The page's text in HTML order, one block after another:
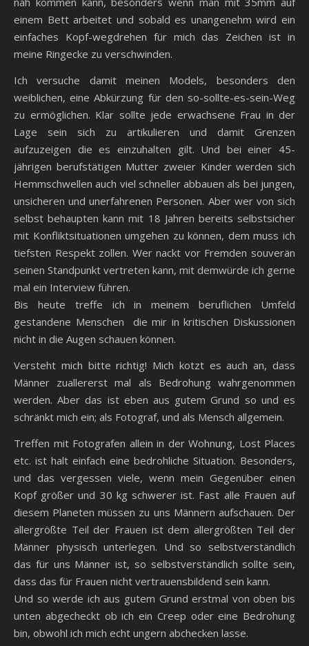
einem Bett arbeitet und sobald es unangenehm wird ein
einfaches Kopf-wegdrehen für mich das Zeichen ist in
meine Ringecke zu verschwinden.
Ich versuche damit meinen Models, besonders den
weiblichen, eine Abkürzung für den so-sollte-es-sein-Weg
zu ermöglichen. Klar sollte jede erwachsene Frau in der
Lage sein sich zu artikulieren und damit Grenzen
aufzuzeigen die es einzuhalten gilt. Und bei einer 45-
jährigen berufstätigen Mutter zweier Kinder werden sich
Hemmschwellen auch viel schneller abbauen als bei jungen,
unsicheren und unerfahrenen Personen. Aber wer von sich
selbst behaupten kann mit 18 Jahren bereits selbstsicher
mit Konfliktsituationen umgehen zu können, dem muss ich
tiefsten Respekt zollen. Wer nackt vor Fremden souverän
seinen Standpunkt vertreten kann, mit demwürde ich gerne
mal ein Interview führen.
Bis heute treffe ich in meinem beruflichen Umfeld
gestandene Menschen die mir in kritischen Diskussionen
nicht in die Augen schauen können.
Versteht mich bitte richtig! Mich kotzt es auch an, dass
Männer zuallererst mal als Bedrohung wahrgenommen
werden. Aber das ist eben aus gutem Grund so und es
schränkt mich ein; als Fotograf, und als Mensch allgemein.
Treffen mit Fotografen allein in der Wohnung, Lost Places
etc. ist halt einfach eine bedrohliche Situation. Besonders,
und das vergessen viele, wenn mein Gegenüber einen
Kopf größer und 30 kg schwerer ist. Fast alle Frauen auf
diesem Planeten müssen zu uns Männern aufschauen. Der
allergrößte Teil der Frauen ist dem allergrößten Teil der
Männer physisch unterlegen. Und so selbstverständlich
das für uns Männer ist, so selbstverständlich sollte sein,
dass das für Frauen nicht vertrauensbildend sein kann.
Und so werde ich aus gutem Grund erstmal von oben bis
unten abgecheckt ob ich ein Creep oder eine Bedrohung
bin, obwohl ich mich echt ungern abchecken lasse.